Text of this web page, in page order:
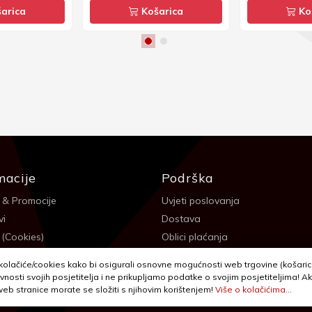
Košarica
Promocije
Podrška
Uvjeti poslovanja
Dostava
Oblici plaćanja
Reklamacije, povrati i prigovori
Jednostrani raskid ugovora
cookies kako bi osigurali osnovne mogućnosti web trgovine
svojih posjetitelja i ne prikupljamo podatke o svojim posjetiteljima!
stranice morate se složiti s njihovim korištenjem! Više o kolačićima...